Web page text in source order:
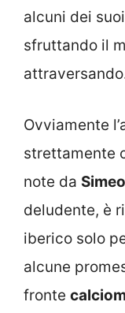
alcuni dei suoi
sfruttando il
Ovviamente
strettamente
note da
deludente, è
iberico solo
alcune
fronte